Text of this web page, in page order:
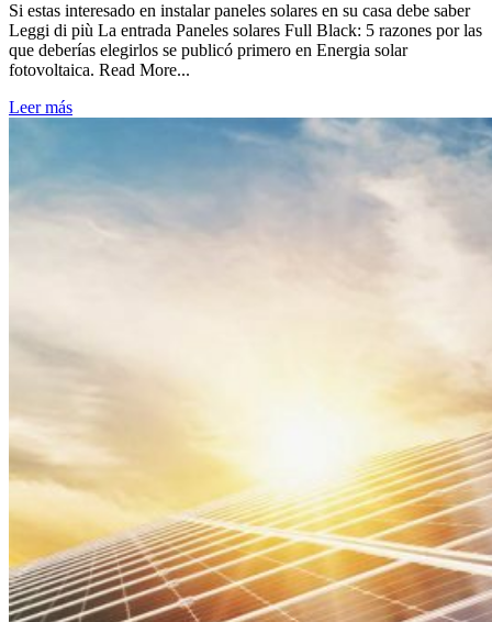
Si estas interesado en instalar paneles solares en su casa debe saber
Leggi di più La entrada Paneles solares Full Black: 5 razones por las
que deberías elegirlos se publicó primero en Energia solar
fotovoltaica. Read More...
Leer más